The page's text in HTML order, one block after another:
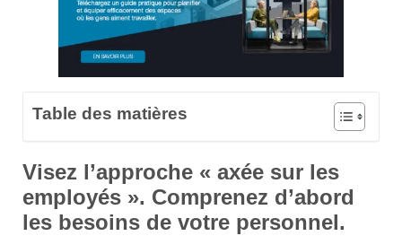
Table des matières
Visez l’approche « axée sur les
employés ». Comprenez d’abord
les besoins de votre personnel.